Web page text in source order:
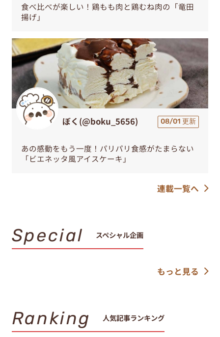
食べ比べが楽しい！鶏もも肉と鶏むね肉の「竜田
揚げ」
ぼく(@boku_5656) 08/01 更新
あの感動をもう一度！パリパリ食感がたまらない
「ビエネッタ風アイスケーキ」
連載一覧へ
Special スペシャル企画
もっと見る
Ranking 人気記事ランキング